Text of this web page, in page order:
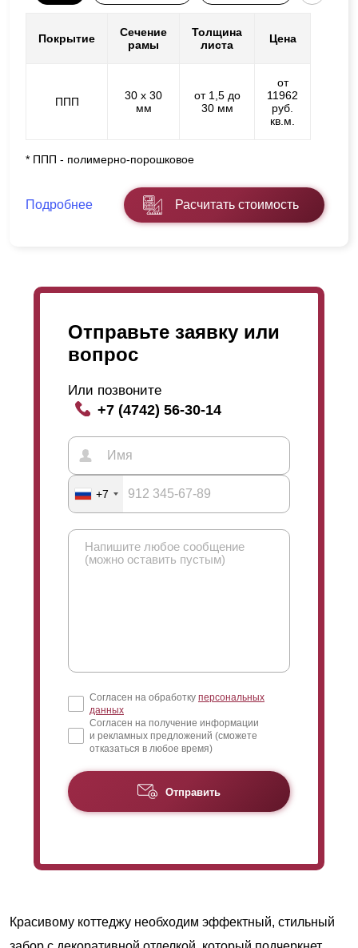
Покрытие
Сечение
рамы
Толщина
листа
Цена
ППП
30 х 30
мм
от 1,5 до
30 мм
от
11962
руб.
кв.м.
* ППП - полимерно-порошковое
Подробнее Расчитать стоимость
Отправьте заявку или
вопрос
Или позвоните
+7 (4742) 56-30-14
+7
Согласен на обработку персональных
данных
Согласен на получение информации
и рекламных предложений (сможете
отказаться в любое время)
Отправить
Красивому коттеджу необходим эффектный, стильный